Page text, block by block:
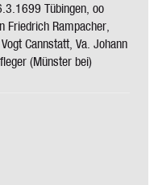
Tübingen, oo
Friedrich Rampacher,
Cannstatt, Va. Johann
(Münster bei)